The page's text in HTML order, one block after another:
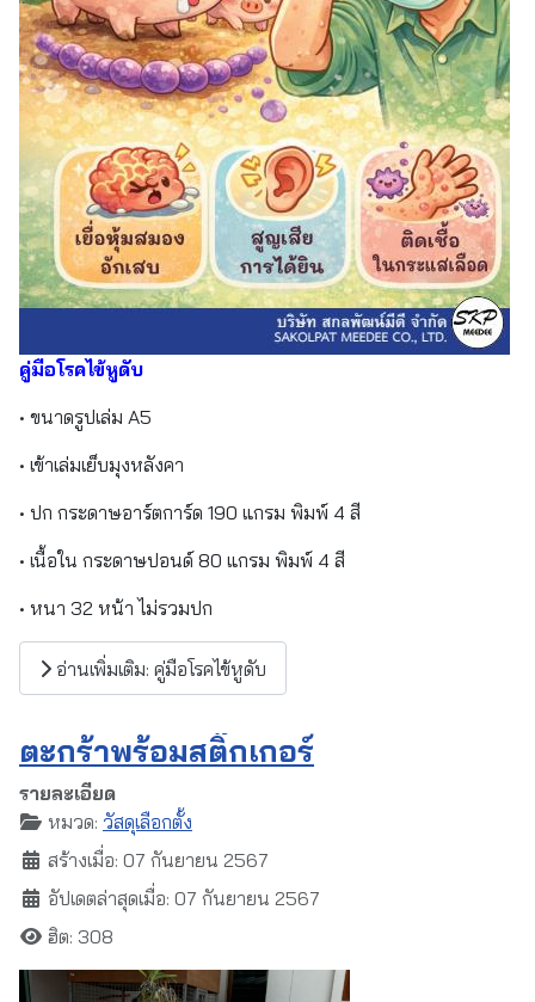
คู่มือโรคไข้หูดับ
• ขนาดรูปเล่ม A5
• เข้าเล่มเย็บมุงหลังคา
• ปก กระดาษอาร์ตการ์ด 190 แกรม พิมพ์ 4 สี
• เนื้อใน กระดาษปอนด์ 80 แกรม พิมพ์ 4 สี
• หนา 32 หน้า ไม่รวมปก
อ่านเพิ่มเติม: คู่มือโรคไข้หูดับ
ตะกร้าพร้อมสติ๊กเกอร์
รายละเอียด
หมวด: วัสดุเลือกตั้ง
สร้างเมื่อ: 07 กันยายน 2567
อัปเดตล่าสุดเมื่อ: 07 กันยายน 2567
ฮิต: 308